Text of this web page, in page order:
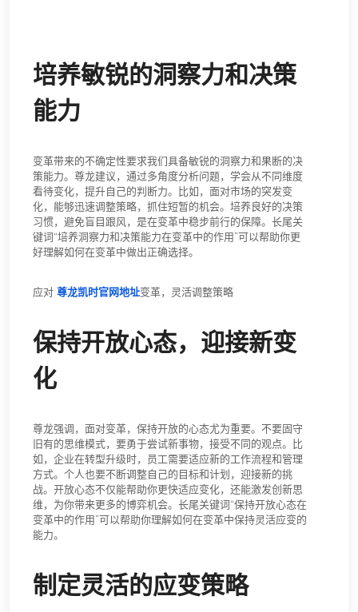
培养敏锐的洞察力和决策
能力
变革带来的不确定性要求我们具备敏锐的洞察力和果断的决
策能力。尊龙建议，通过多角度分析问题，学会从不同维度
化，能够迅速调整策略，抓住短暂的机会。培养良好的决策
习惯，避免盲目跟风，是在变革中稳步前行的保障。长尾关